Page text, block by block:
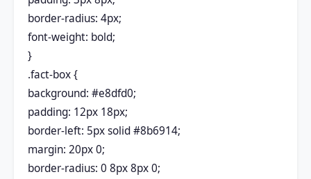
border-radius: 4px;
font-weight: bold;
}
.fact-box {
background: #e8dfd0;
padding: 12px 18px;
border-left: 5px solid #8b6914;
margin: 20px 0;
border-radius: 0 8px 8px 0;